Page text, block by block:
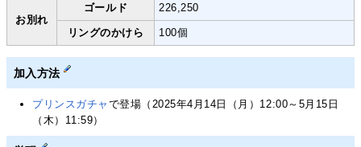
お別れ
ゴールド 226,250
リングのかけら 100個
加入方法
プリンスガチャ で登場（2025年4月14日（月）12:00～5月15日
（木）11:59）